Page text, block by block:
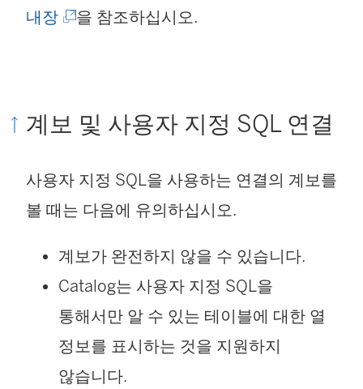
내장(
새
열
림
)
을 참조하십시오.
계보 및 사용자 지정 SQL 연결
사용자 지정 SQL을 사용하는 연결의 계보를
볼 때는 다음에 유의하십시오.
계보가 완전하지 않을 수 있습니다.
Catalog는 사용자 지정 SQL을
통해서만 알 수 있는 테이블에 대한 열
정보를 표시하는 것을 지원하지
않습니다.